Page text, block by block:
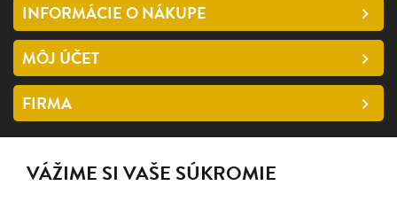
INFORMÁCIE O NÁKUPE
MÔJ ÚČET
FIRMA
SLEDUJTE NÁS
facebook
VÁŽIME SI VAŠE SÚKROMIE